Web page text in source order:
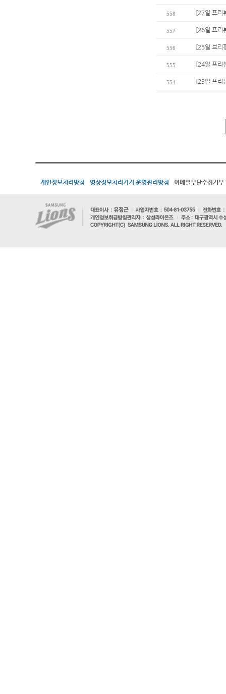
558 [27일 프리
557 [26일 프리
556 [25일 브리
555 [24일 프리
554 [23일 프리
개인정보처리방침 영상정보처리기기 운영관리방침 이메일무단수집거부